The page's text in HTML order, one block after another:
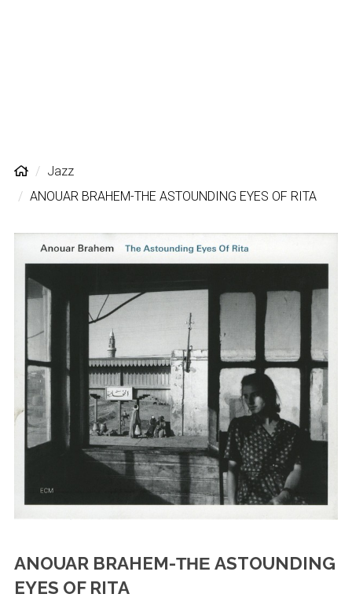
Jazz
ANOUAR BRAHEM-ΤΗΕ ASTOUNDING EYES OF RITA
ANOUAR BRAHEM-ΤΗΕ ASTOUNDING
EYES OF RITA